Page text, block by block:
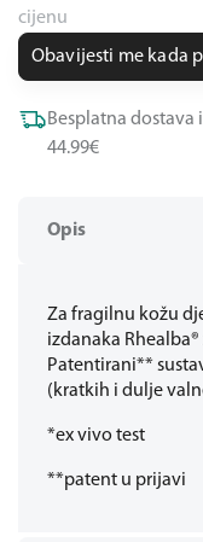
Opis
Za fragilnu kožu
izdanaka
Patentirani**
(kratkih i dulje
*ex vivo test
**patent u prijavi
cijenu
Obavijesti me kada
Besplatna dostava
44.99€